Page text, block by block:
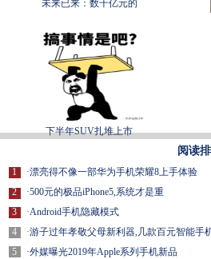
未来已来：数千亿元的
下半年SUV扎堆上市
阅读
1
2
3
4
5
·漂亮得不像一部华为手机荣耀8上手体验
·500元的极品iPhone5,系统才是重
·Android手机隐藏模式
·游子过年孝敬父母新利器,几款百元智能手
·外媒曝光2019年Apple系列手机新品